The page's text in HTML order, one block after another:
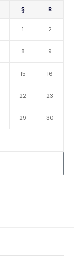
Ş B
1 2
8 9
15 16
22 23
29 30